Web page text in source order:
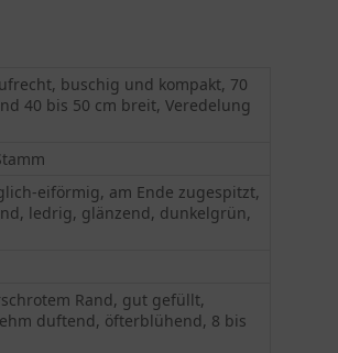
buschig und kompakt, 70
40 bis 50 cm breit, Veredelung
eiförmig, am Ende zugespitzt,
ledrig, glänzend, dunkelgrün,
Rand, gut gefüllt,
duftend, öfterblühend, 8 bis